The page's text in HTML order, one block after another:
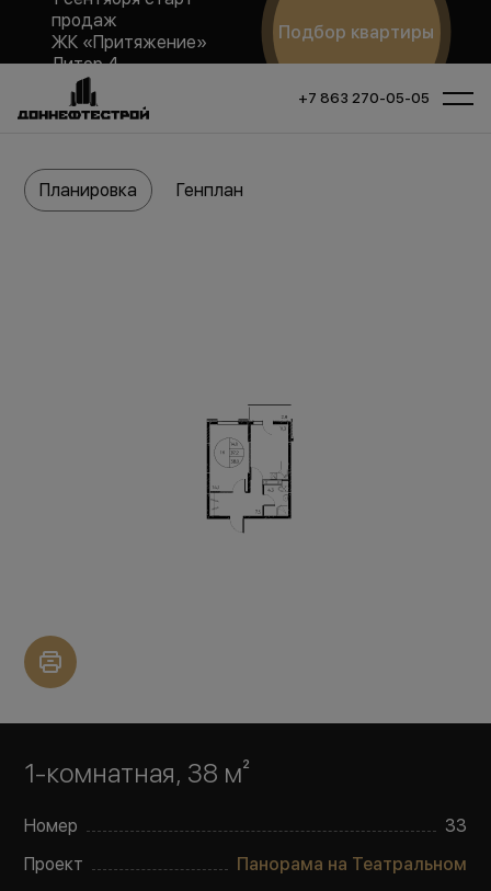
продаж
ЖК «Притяжение»
Литер 4
Подбор квартиры
+7 863 270-05-05
1-комнатная, 38 м²
Номер
33
Проект
Панорама на Театральном
Планировка Генплан